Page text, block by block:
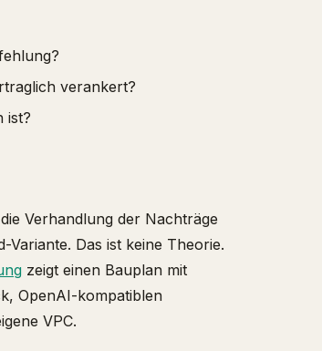
verankert?
ist?
Verhandlung der Nachträge
Das ist keine Theorie.
zeigt einen Bauplan mit
OpenAI-kompatiblen
VPC.